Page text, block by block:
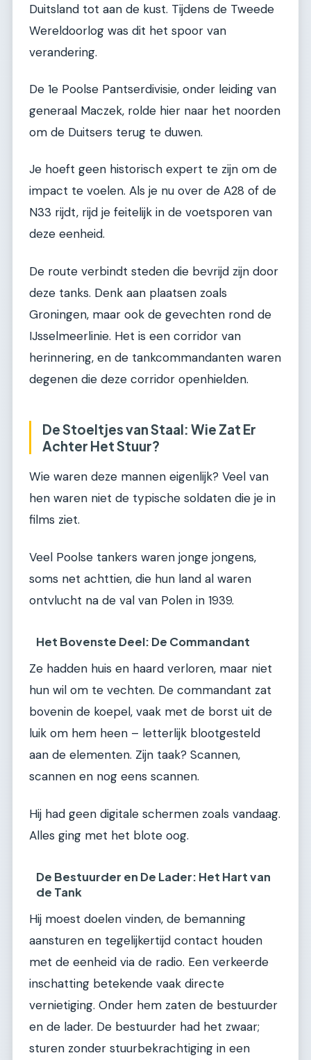
Duitsland tot aan de kust. Tijdens de Tweede
Wereldoorlog was dit het spoor van
verandering.
De 1e Poolse Pantserdivisie, onder leiding van
generaal Maczek, rolde hier naar het noorden
om de Duitsers terug te duwen.
Je hoeft geen historisch expert te zijn om de
impact te voelen. Als je nu over de A28 of de
N33 rijdt, rijd je feitelijk in de voetsporen van
deze eenheid.
De route verbindt steden die bevrijd zijn door
deze tanks. Denk aan plaatsen zoals
Groningen, maar ook de gevechten rond de
IJsselmeerlinie. Het is een corridor van
herinnering, en de tankcommandanten waren
degenen die deze corridor openhielden.
De Stoeltjes van Staal: Wie Zat Er
Achter Het Stuur?
Wie waren deze mannen eigenlijk? Veel van
hen waren niet de typische soldaten die je in
films ziet.
Veel Poolse tankers waren jonge jongens,
soms net achttien, die hun land al waren
ontvlucht na de val van Polen in 1939.
Het Bovenste Deel: De Commandant
Ze hadden huis en haard verloren, maar niet
hun wil om te vechten. De commandant zat
bovenin de koepel, vaak met de borst uit de
luik om hem heen – letterlijk blootgesteld
aan de elementen. Zijn taak? Scannen,
scannen en nog eens scannen.
Hij had geen digitale schermen zoals vandaag.
Alles ging met het blote oog.
De Bestuurder en De Lader: Het Hart van
de Tank
Hij moest doelen vinden, de bemanning
aansturen en tegelijkertijd contact houden
met de eenheid via de radio. Een verkeerde
inschatting betekende vaak directe
vernietiging. Onder hem zaten de bestuurder
en de lader. De bestuurder had het zwaar;
sturen zonder stuurbekrachtiging in een